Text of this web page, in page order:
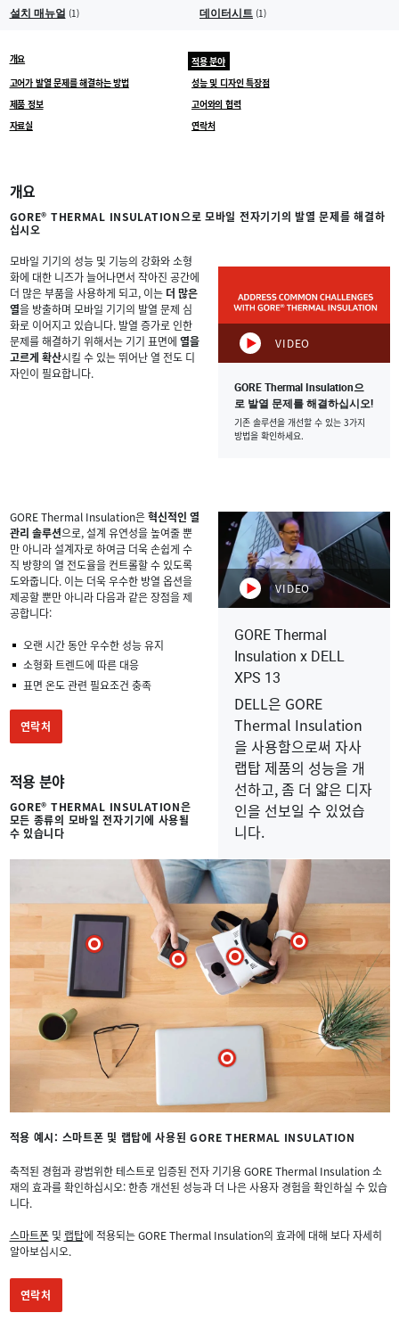
설치 매뉴얼 (1) 데이터시트 (1)
개요
적용 분야
고어가 발열 문제를 해결하는 방법
성능 및 디자인 특장점
제품 정보
고어와의 협력
자료실
연락처
개요
GORE® THERMAL INSULATION으로 모바일 전자기기의 발열 문제를 해결하
십시오
VIDEO
GORE Thermal Insulation으
로 발열 문제를 해결하십시오!
기존 솔루션을 개선할 수 있는 3가지
방법을 확인하세요.
모바일 기기의 성능 및 기능의 강화와 소형
화에 대한 니즈가 늘어나면서 작아진 공간에
더 많은 부품을 사용하게 되고, 이는 더 많은
열을 방출하며 모바일 기기의 발열 문제 심
화로 이어지고 있습니다. 발열 증가로 인한
문제를 해결하기 위해서는 기기 표면에 열을
고르게 확산시킬 수 있는 뛰어난 열 전도 디
자인이 필요합니다.
VIDEO
GORE Thermal
Insulation x DELL
XPS 13
DELL은 GORE
Thermal Insulation
을 사용함으로써 자사
랩탑 제품의 성능을 개
선하고, 좀 더 얇은 디자
인을 선보일 수 있었습
니다.
GORE Thermal Insulation은혁신적인 열
관리 솔루션으로, 설계 유연성을 높여줄 뿐
만 아니라 설계자로 하여금 더욱 손쉽게 수
직 방향의 열 전도율을 컨트롤할 수 있도록
도와줍니다. 이는 더욱 우수한 방열 옵션을
제공할 뿐만 아니라 다음과 같은 장점을 제
공합니다:
오랜 시간 동안 우수한 성능 유지
소형화 트렌드에 따른 대응
표면 온도 관련 필요조건 충족
연락처
적용 분야
GORE® THERMAL INSULATION은
모든 종류의 모바일 전자기기에 사용될
수 있습니다
B
C
D
적용 예시: 스마트폰 및 랩탑에 사용된 GORE THERMAL INSULATION
축적된 경험과 광범위한 테스트로 입증된 전자 기기용 GORE Thermal Insulation 소
재의 효과를 확인하십시오: 한층 개선된 성능과 더 나은 사용자 경험을 확인하실 수 있습
니다.
스마트폰및 랩탑에 적용되는 GORE Thermal Insulation의 효과에 대해 보다 자세히
알아보십시오.
연락처